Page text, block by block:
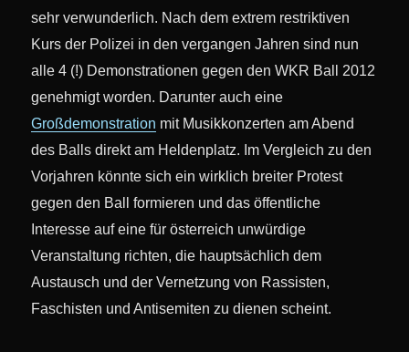
sehr verwunderlich. Nach dem extrem restriktiven
Kurs der Polizei in den vergangen Jahren sind nun
alle 4 (!) Demonstrationen gegen den WKR Ball 2012
genehmigt worden. Darunter auch eine
Großdemonstration mit Musikkonzerten am Abend
des Balls direkt am Heldenplatz. Im Vergleich zu den
Vorjahren könnte sich ein wirklich breiter Protest
gegen den Ball formieren und das öffentliche
Interesse auf eine für österreich unwürdige
Veranstaltung richten, die hauptsächlich dem
Austausch und der Vernetzung von Rassisten,
Faschisten und Antisemiten zu dienen scheint.